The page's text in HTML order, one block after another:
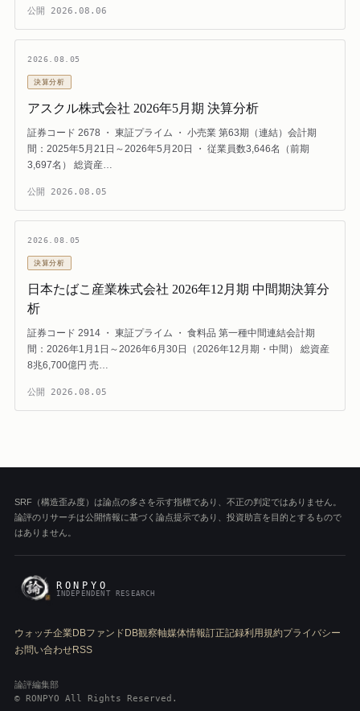
公開 2026.08.06
2026.08.05
決算分析
アスクル株式会社 2026年5月期 決算分析
証券コード 2678 ・ 東証プライム ・ 小売業 第63期（連結）会計期
間：2025年5月21日～2026年5月20日 ・ 従業員数3,646名（前期
3,697名） 総資産…
公開 2026.08.05
2026.08.05
決算分析
日本たばこ産業株式会社 2026年12月期 中間期決算分
析
証券コード 2914 ・ 東証プライム ・ 食料品 第一種中間連結会計期
間：2026年1月1日～2026年6月30日（2026年12月期・中間） 総資産
8兆6,700億円 売…
公開 2026.08.05
SRF（構造歪み度）は論点の多さを示す指標であり、不正の判定ではありません。
論評のリサーチは公開情報に基づく論点提示であり、投資助言を目的とするもので
はありません。
RONPYO
INDEPENDENT RESEARCH
ウォッチ企業DBファンドDB観察軸媒体情報訂正記録利用規約プライバシー
お問い合わせRSS
論評編集部
© RONPYO All Rights Reserved.